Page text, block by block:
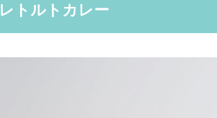
トルトカレー